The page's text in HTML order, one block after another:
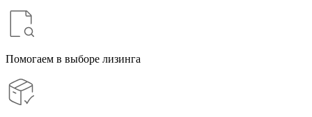
Помогаем в выборе лизинга